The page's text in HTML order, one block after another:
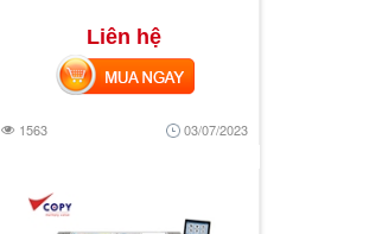
Liên hệ
1563 03/07/2023
MUA NGAY